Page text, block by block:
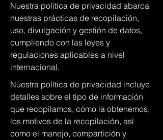
Nuestra política de privacidad abarca
nuestras prácticas de recopilación,
uso, divulgación y gestión de datos,
cumpliendo con las leyes y
regulaciones aplicables a nivel
internacional.
Nuestra política de privacidad incluye
detalles sobre el tipo de información
que recopilamos, cómo la obtenemos,
los motivos de la recopilación, así
como el manejo, compartición y